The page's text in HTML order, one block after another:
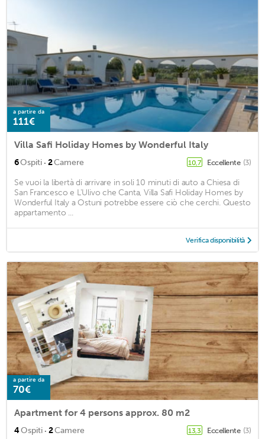
a partire da
111€
Villa Safi Holiday Homes by Wonderful Italy
6Ospiti · 2Camere 10,7 Eccellente (3)
Se vuoi la libertà di arrivare in soli 10 minuti di auto a Chiesa di
San Francesco e L'Ulivo che Canta, Villa Safi Holiday Homes by
Wonderful Italy a Ostuni potrebbe essere ciò che cerchi. Questo
appartamento ...
Verifica disponibilità
a partire da
70€
Apartment for 4 persons approx. 80 m2
4Ospiti · 2Camere 13,3 Eccellente (3)